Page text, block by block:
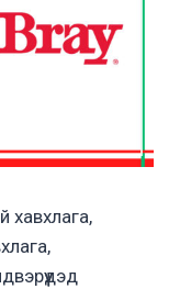
хавхлага,